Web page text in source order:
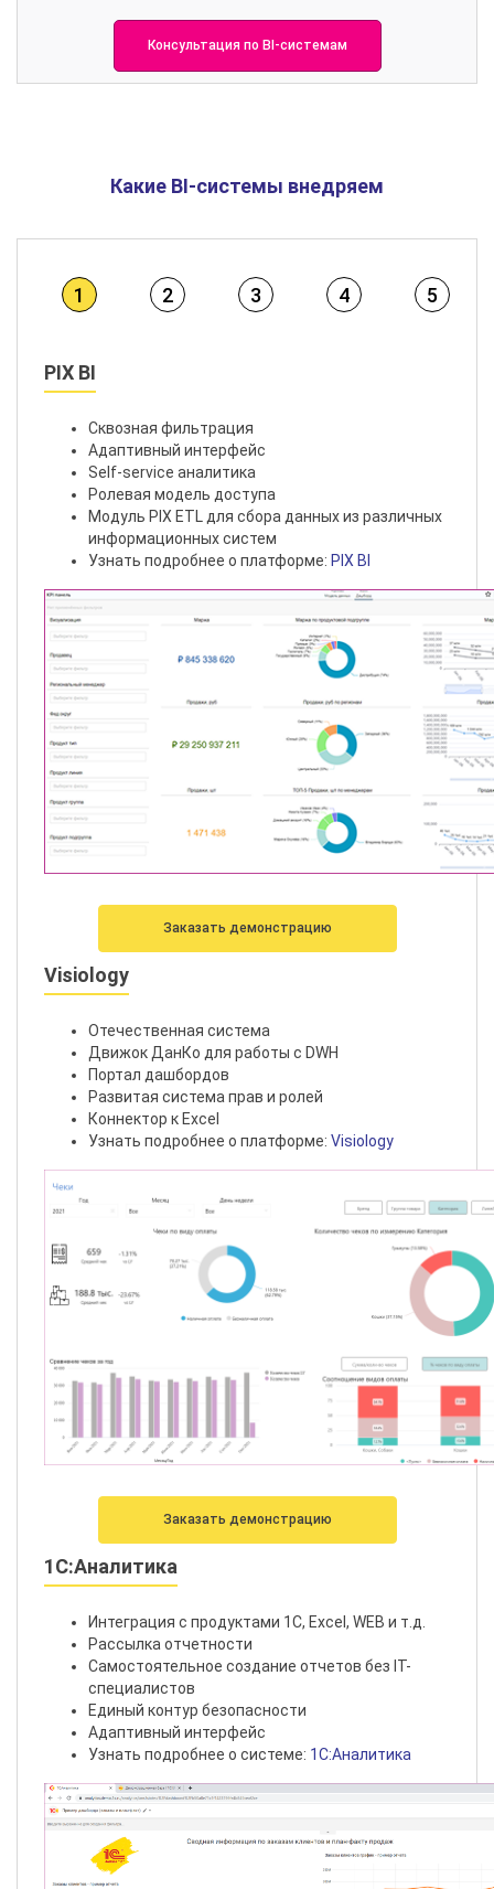
Консультация по BI-системам
Какие BI-системы внедряем
1 2 3 4 5
PIX BI
Cквозная фильтрация
Адаптивный интерфейс
Self-service аналитика
Ролевая модель доступа
Модуль PIX ETL для сбора данных из различных
информационных систем
Узнать подробнее о платформе: PIX BI
Заказать демонстрацию
Visiology
Отечественная система
Движок ДанКо для работы с DWH
Портал дашбордов
Развитая система прав и ролей
Коннектор к Excel
Узнать подробнее о платформе: Visiology
Заказать демонстрацию
1C:Аналитика
Интеграция с продуктами 1С, Excel, WEB и т.д.
Рассылка отчетности
Самостоятельное создание отчетов без IT-
специалистов
Единый контур безопасности
Адаптивный интерфейс
Узнать подробнее о системе: 1C:Аналитика